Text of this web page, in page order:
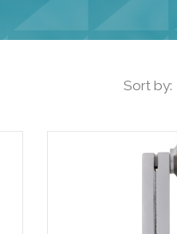
Sort by: